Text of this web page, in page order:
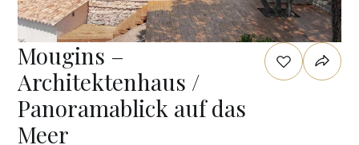
Mougins –
Architektenhaus /
Panoramablick auf das
Meer